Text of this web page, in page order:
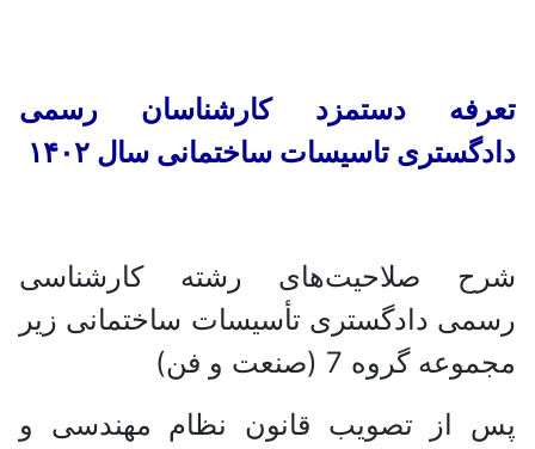
تعرفه دستمزد کارشناسان رسمی
دادگستری تاسیسات ساختمانی سال ۱۴۰۲
شرح صلاحیت‌های رشته کارشناسی
رسمی دادگستری تأسیسات ساختمانی زیر
مجموعه گروه 7 (صنعت و فن)
پس از تصویب قانون نظام مهندسی و